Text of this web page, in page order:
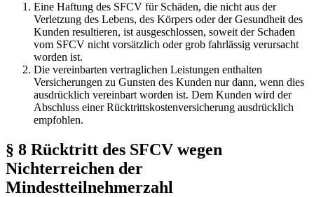
Eine Haftung des SFCV für Schäden, die nicht aus der
Verletzung des Lebens, des Körpers oder der Gesundheit des
Kunden resultieren, ist ausgeschlossen, soweit der Schaden
vom SFCV nicht vorsätzlich oder grob fahrlässig verursacht
worden ist.
Die vereinbarten vertraglichen Leistungen enthalten
Versicherungen zu Gunsten des Kunden nur dann, wenn dies
ausdrücklich vereinbart worden ist. Dem Kunden wird der
Abschluss einer Rücktrittskostenversicherung ausdrücklich
empfohlen.
§ 8 Rücktritt des SFCV wegen
Nichterreichen der
Mindestteilnehmerzahl